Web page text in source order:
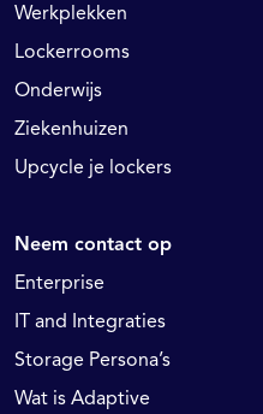
Werkplekken
Lockerrooms
Onderwijs
Ziekenhuizen
Upcycle je lockers
Neem contact op
Enterprise
IT and Integraties
Storage Persona’s
Wat is Adaptive